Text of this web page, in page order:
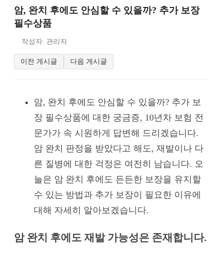
암, 완치 후에도 안심할 수 있을까? 추가 보장
필수상품
작성자: 관리자
이전 게시글 다음 게시글
암, 완치 후에도 안심할 수 있을까? 추가 보
장 필수상품에 대한 궁금증, 10년차 보험 전
문가가 속 시원하게 답변해 드리겠습니다.
암 완치 판정을 받았다고 해도, 재발이나 다
른 질병에 대한 걱정은 여전히 남습니다. 오
늘은 암 완치 후에도 든든한 보장을 유지할
수 있는 방법과 추가 보장이 필요한 이유에
대해 자세히 알아보겠습니다.
암 완치 후에도 재발 가능성은 존재합니다.